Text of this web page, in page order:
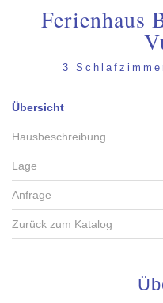
Ferienhaus
3
Übersicht
Hausbeschreibung
Lage
Anfrage
Zurück zum Katalog